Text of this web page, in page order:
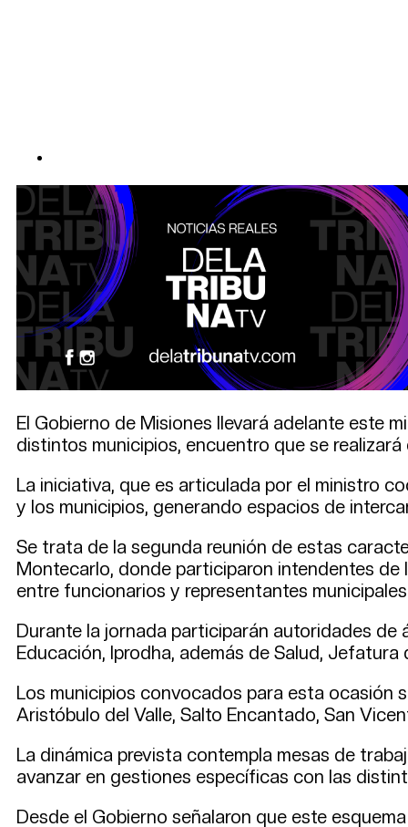
El Gobierno de Misiones llevará adelante este
distintos municipios, encuentro que se
La iniciativa, que es articulada por el ministro
y los municipios, generando espacios de
Se trata de la segunda reunión de estas
Montecarlo, donde participaron intendentes
entre funcionarios y representantes
Durante la jornada participarán autoridades de
Educación, Iprodha, además de Salud,
Los municipios convocados para esta ocasión
Aristóbulo del Valle, Salto Encantado, San
La dinámica prevista contempla mesas de
avanzar en gestiones específicas con las
Desde el Gobierno señalaron que este